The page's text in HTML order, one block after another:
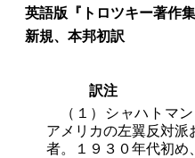
英語版『トロツキー著作
新規、本邦初訳
訳注
（１）シャハトマ
アメリカの左翼反対派
者。１９３０年代初め